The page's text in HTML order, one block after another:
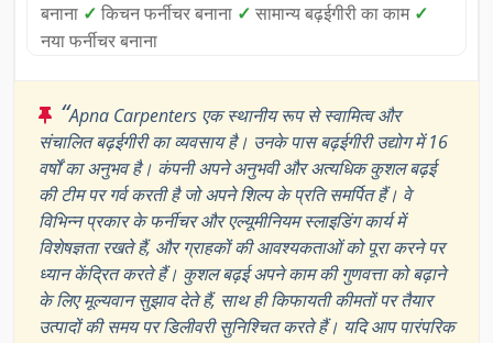
बनाना ✓ किचन फर्नीचर बनाना ✓ सामान्य बढ़ईगीरी का काम ✓
नया फर्नीचर बनाना
“Apna Carpenters एक स्थानीय रूप से स्वामित्व और
संचालित बढ़ईगीरी का व्यवसाय है। उनके पास बढ़ईगीरी उद्योग में 16
वर्षों का अनुभव है। कंपनी अपने अनुभवी और अत्यधिक कुशल बढ़ई
की टीम पर गर्व करती है जो अपने शिल्प के प्रति समर्पित हैं। वे
विभिन्न प्रकार के फर्नीचर और एल्यूमीनियम स्लाइडिंग कार्य में
विशेषज्ञता रखते हैं, और ग्राहकों की आवश्यकताओं को पूरा करने पर
ध्यान केंद्रित करते हैं। कुशल बढ़ई अपने काम की गुणवत्ता को बढ़ाने
के लिए मूल्यवान सुझाव देते हैं, साथ ही किफायती कीमतों पर तैयार
उत्पादों की समय पर डिलीवरी सुनिश्चित करते हैं। यदि आप पारंपरिक